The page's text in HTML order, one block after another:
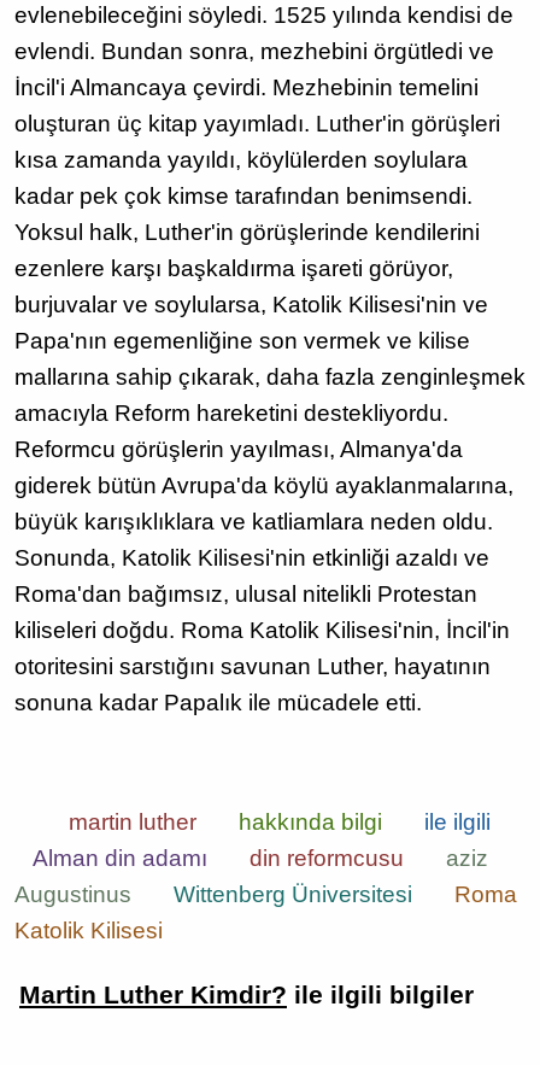
evlenebileceğini söyledi. 1525 yılında kendisi de
evlendi. Bundan sonra, mezhebini örgütledi ve
İncil'i Almancaya çevirdi. Mezhebinin temelini
oluşturan üç kitap yayımladı. Luther'in görüşleri
kısa zamanda yayıldı, köylülerden soylulara
kadar pek çok kimse tarafından benimsendi.
Yoksul halk, Luther'in görüşlerinde kendilerini
ezenlere karşı başkaldırma işareti görüyor,
burjuvalar ve soylularsa, Katolik Kilisesi'nin ve
Papa'nın egemenliğine son vermek ve kilise
mallarına sahip çıkarak, daha fazla zenginleşmek
amacıyla Reform hareketini destekliyordu.
Reformcu görüşlerin yayılması, Almanya'da
giderek bütün Avrupa'da köylü ayaklanmalarına,
büyük karışıklıklara ve katliamlara neden oldu.
Sonunda, Katolik Kilisesi'nin etkinliği azaldı ve
Roma'dan bağımsız, ulusal nitelikli Protestan
kiliseleri doğdu. Roma Katolik Kilisesi'nin, İncil'in
otoritesini sarstığını savunan Luther, hayatının
sonuna kadar Papalık ile mücadele etti.
martin luther hakkında bilgi
ile ilgili
Alman din adamı
din reformcusu
aziz
Augustinus
Wittenberg Üniversitesi
Roma
Katolik Kilisesi
Martin Luther Kimdir? ile ilgili bilgiler